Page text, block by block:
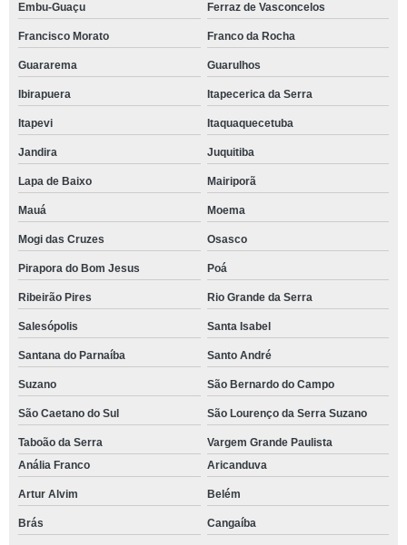
Embu-Guaçu Ferraz de Vasconcelos
Francisco Morato Franco da Rocha
Guararema Guarulhos
Ibirapuera Itapecerica da Serra
Itapevi Itaquaquecetuba
Jandira Juquitiba
Lapa de Baixo Mairiporã
Mauá Moema
Mogi das Cruzes Osasco
Pirapora do Bom Jesus Poá
Ribeirão Pires Rio Grande da Serra
Salesópolis Santa Isabel
Santana do Parnaíba Santo André
Suzano São Bernardo do Campo
São Caetano do Sul São Lourenço da Serra Suzano
Taboão da Serra
Vargem Grande Paulista
Anália Franco
Aricanduva
Artur Alvim Belém
Brás Cangaíba